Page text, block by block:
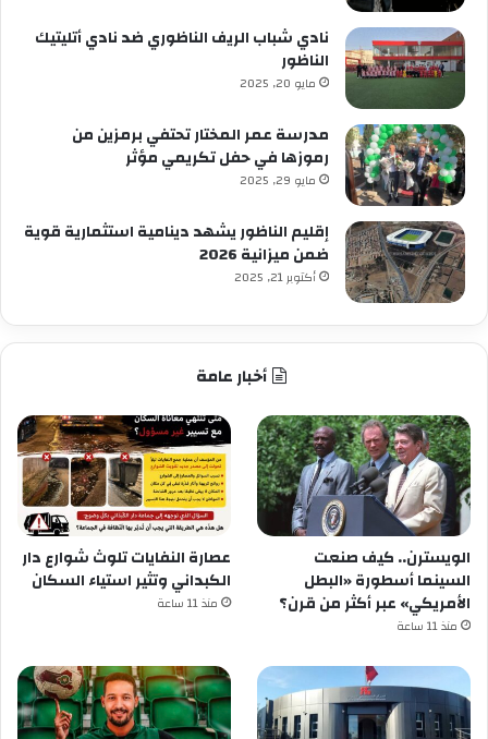
نادي شباب الريف الناظوري ضد نادي أتليتيك
الناظور
مايو 20, 2025
مدرسة عمر المختار تحتفي برمزين من
رموزها في حفل تكريمي مؤثر
مايو 29, 2025
إقليم الناظور يشهد دينامية استثمارية قوية
ضمن ميزانية 2026
أكتوبر 21, 2025
أخبار عامة
الويسترن.. كيف صنعت
السينما أسطورة «البطل
الأمريكي» عبر أكثر من قرن؟
منذ 11 ساعة
عصارة النفايات تلوث شوارع دار
الكبداني وتثير استياء السكان
منذ 11 ساعة